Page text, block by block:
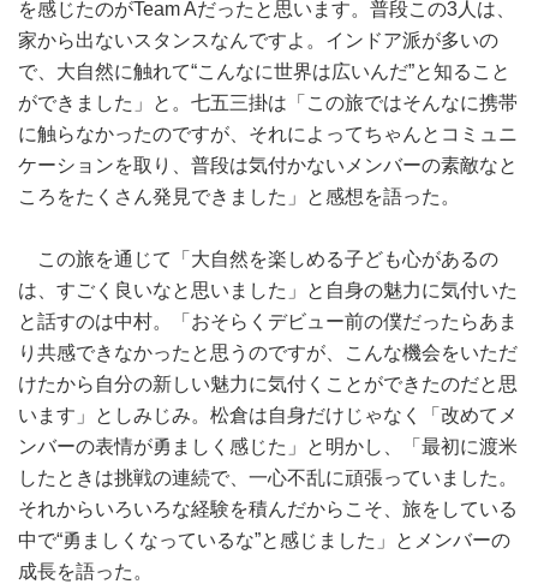
を感じたのがTeam Aだったと思います。普段この3人は、
家から出ないスタンスなんですよ。インドア派が多いの
で、大自然に触れて“こんなに世界は広いんだ”と知ること
ができました」と。七五三掛は「この旅ではそんなに携帯
に触らなかったのですが、それによってちゃんとコミュニ
ケーションを取り、普段は気付かないメンバーの素敵なと
ころをたくさん発見できました」と感想を語った。
この旅を通じて「大自然を楽しめる子ども心があるの
は、すごく良いなと思いました」と自身の魅力に気付いた
と話すのは中村。「おそらくデビュー前の僕だったらあま
り共感できなかったと思うのですが、こんな機会をいただ
けたから自分の新しい魅力に気付くことができたのだと思
います」としみじみ。松倉は自身だけじゃなく「改めてメ
ンバーの表情が勇ましく感じた」と明かし、「最初に渡米
したときは挑戦の連続で、一心不乱に頑張っていました。
それからいろいろな経験を積んだからこそ、旅をしている
中で“勇ましくなっているな”と感じました」とメンバーの
成長を語った。